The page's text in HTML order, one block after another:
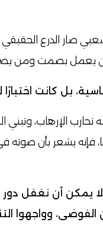
صار الدرع
يعمل بصمت ومن يصرخ
بل كانت
الإرهاب، وتبني
فإنه يشعر بأن
أن نغفل دور
الفوضى، وواجهوا